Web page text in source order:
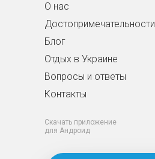
О нас
Достопримечательности
Блог
Отдых в Украине
Вопросы и ответы
Контакты
Скачать приложение
для Андроид